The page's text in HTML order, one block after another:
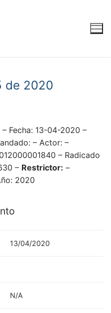
de 2020
Fecha: 13-04-2020 –
– Actor: –
– Radicado
– Restrictor: –
2020
13/04/2020
N/A